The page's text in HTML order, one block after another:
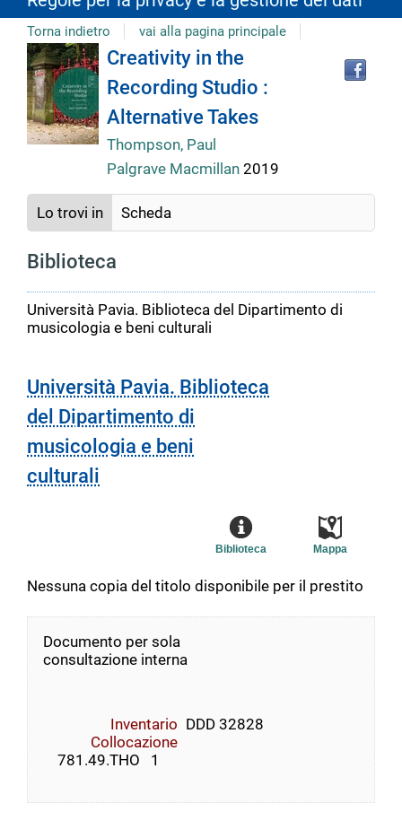
Torna indietro vai alla pagina principale
Dettaglio
del
documento
Creativity in the
Recording Studio :
Alternative Takes
Thompson, Paul
Palgrave Macmillan 2019
Lo trovi in Scheda
Biblioteca
Università Pavia. Biblioteca del Dipartimento di
musicologia e beni culturali
Università Pavia. Biblioteca
del Dipartimento di
musicologia e beni
culturali
Mappa
Biblioteca
Nessuna copia del titolo disponibile per il prestito
Documento per sola
consultazione interna
Inventario DDD 32828
Collocazione
    781.49.THO   1